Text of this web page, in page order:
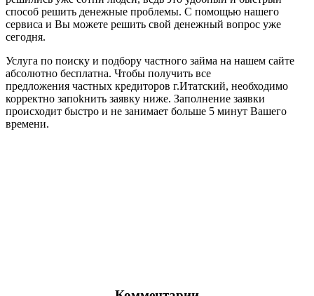
способ решить денежные проблемы. С помощью нашего
сервиса и Вы можете решить свой денежный вопрос уже
сегодня.
Услуга по поиску и подбору частного займа на нашем сайте
абсолютно бесплатна. Чтобы получить все
предложения частных кредиторов г.Итатский, необходимо
корректно запоkнить заявку ниже. Заполнение заявки
происходит быстро и не занимает больше 5 минут Вашего
времени.